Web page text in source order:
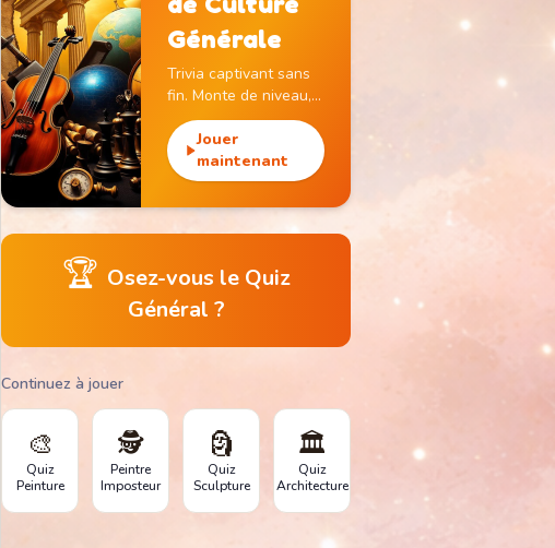
Générale
Trivia captivant sans
fin. Monte de niveau,
gagne des pièces et
débloque des
monuments
emblématiques.
Jouer
maintenant
🏆 Osez-vous le Quiz
Général ?
Continuez à jouer
🎨
Quiz
Peinture
🕵️
Peintre
Imposteur
🗿
Quiz
Sculpture
🏛️
Quiz
Architecture